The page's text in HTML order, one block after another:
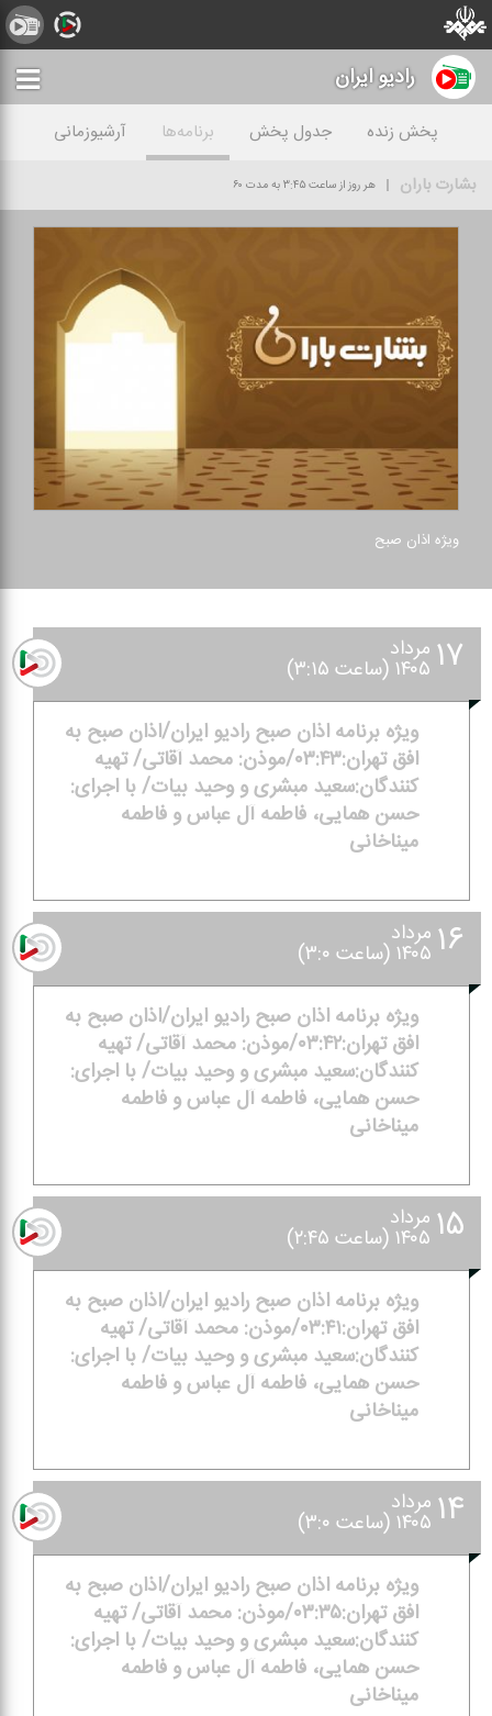
رادیو ايران
پخش زنده جدول پخش برنامه‌ها
آرشیوزمانی
بشارت باران
هر روز از ساعت ۳:۴۵ به مدت ۶۰
ویژه اذان صبح
۱۷ مرداد
۱۴۰۵ (ساعت ۳:۱۵)
ویژه برنامه اذان صبح رادیو ایران/اذان صبح به
افق تهران:۰۳:۴۳/موذن: محمد آقاتی/ تهیه
كنندگان:سعید مبشری و وحید بیات/ با اجرای:
حسن همایی، فاطمه آل عباس و فاطمه
میناخانی
۱۶ مرداد
۱۴۰۵ (ساعت ۳:۰)
ویژه برنامه اذان صبح رادیو ایران/اذان صبح به
افق تهران:۰۳:۴۲/موذن: محمد آقاتی/ تهیه
كنندگان:سعید مبشری و وحید بیات/ با اجرای:
حسن همایی، فاطمه آل عباس و فاطمه
میناخانی
۱۵ مرداد
۱۴۰۵ (ساعت ۲:۴۵)
ویژه برنامه اذان صبح رادیو ایران/اذان صبح به
افق تهران:۰۳:۴۱/موذن: محمد آقاتی/ تهیه
كنندگان:سعید مبشری و وحید بیات/ با اجرای:
حسن همایی، فاطمه آل عباس و فاطمه
میناخانی
۱۴ مرداد
۱۴۰۵ (ساعت ۳:۰)
ویژه برنامه اذان صبح رادیو ایران/اذان صبح به
افق تهران:۰۳:۳۵/موذن: محمد آقاتی/ تهیه
كنندگان:سعید مبشری و وحید بیات/ با اجرای:
حسن همایی، فاطمه آل عباس و فاطمه
میناخانی